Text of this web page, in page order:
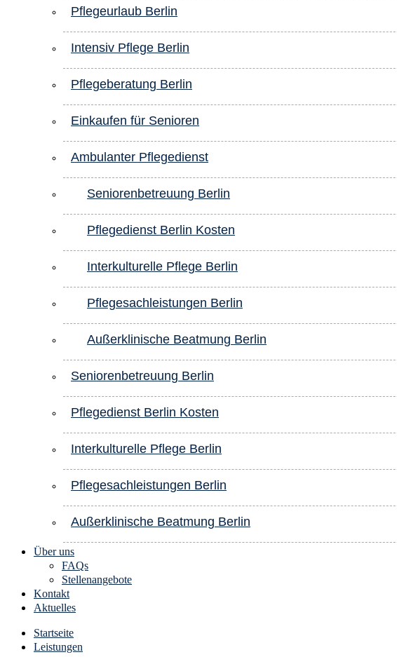
Pflegeurlaub Berlin
Intensiv Pflege Berlin
Pflegeberatung Berlin
Einkaufen für Senioren
Ambulanter Pflegedienst
Seniorenbetreuung Berlin
Pflegedienst Berlin Kosten
Interkulturelle Pflege Berlin
Pflegesachleistungen Berlin
Außerklinische Beatmung Berlin
Seniorenbetreuung Berlin
Pflegedienst Berlin Kosten
Interkulturelle Pflege Berlin
Pflegesachleistungen Berlin
Außerklinische Beatmung Berlin
Über uns
FAQs
Stellenangebote
Kontakt
Aktuelles
Startseite
Leistungen